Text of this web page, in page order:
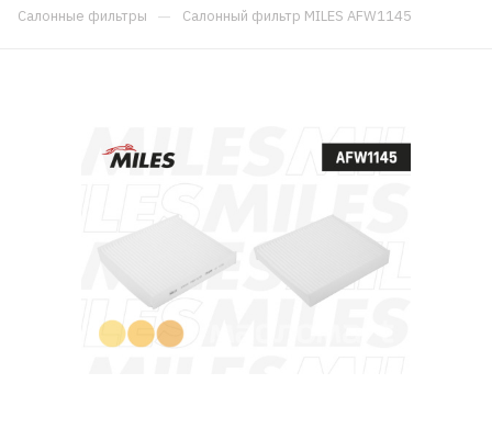
Салонные фильтры — Салонный фильтр MILES AFW1145